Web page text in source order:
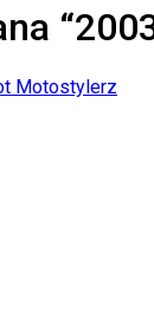
Motostylerz